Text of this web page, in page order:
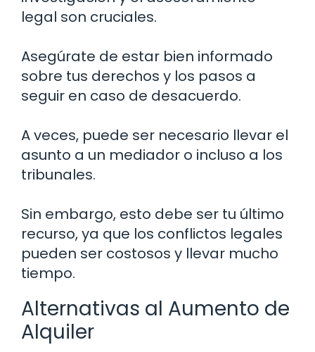
legal son cruciales.
Asegúrate de estar bien informado
sobre tus derechos y los pasos a
seguir en caso de desacuerdo.
A veces, puede ser necesario llevar el
asunto a un mediador o incluso a los
tribunales.
Sin embargo, esto debe ser tu último
recurso, ya que los conflictos legales
pueden ser costosos y llevar mucho
tiempo.
Alternativas al Aumento de
Alquiler